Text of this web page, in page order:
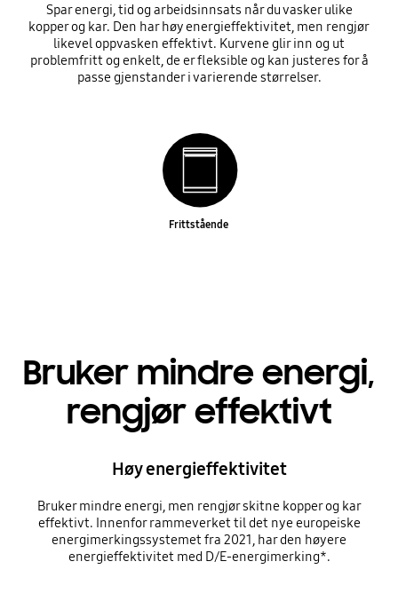
Spar energi, tid og arbeidsinnsats når du vasker ulike
kopper og kar. Den har høy energieffektivitet, men rengjør
likevel oppvasken effektivt. Kurvene glir inn og ut
problemfritt og enkelt, de er fleksible og kan justeres for å
passe gjenstander i varierende størrelser.
Frittstående
Bruker mindre energi,
rengjør effektivt
Høy energieffektivitet
Bruker mindre energi, men rengjør skitne kopper og kar
effektivt. Innenfor rammeverket til det nye europeiske
energimerkingssystemet fra 2021, har den høyere
energieffektivitet med D/E-energimerking*.